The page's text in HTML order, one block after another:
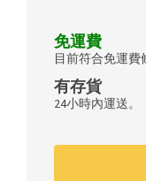
免運費
目前符合免運費
有存貨
24小時內運送。